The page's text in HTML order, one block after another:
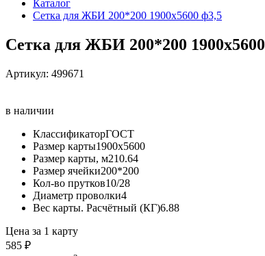
Каталог
Сетка для ЖБИ 200*200 1900х5600 ф3,5
Сетка для ЖБИ 200*200
Артикул: 499671
в наличии
КлассификаторГОСТ
Размер карты1900х5600
Размер карты, м210.64
Размер ячейки200*200
Кол-во прутков10/28
Диаметр проволки4
Вес карты. Расчётный (КГ)6.88
Цена за 1 карту
585 ₽